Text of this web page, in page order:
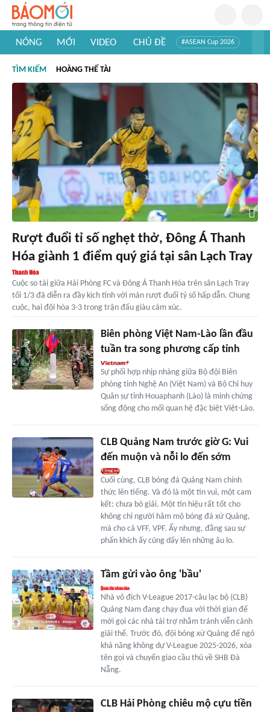
NÓNG MỚI VIDEO CHỦ ĐỀ #ASEAN Cup 2026
#Khám phá thế giới
TÌM KIẾM HOÀNG THẾ TÀI
Rượt đuổi tỉ số nghẹt thở, Đông Á Thanh
Hóa giành 1 điểm quý giá tại sân Lạch Tray
Cuộc so tài giữa Hải Phòng FC và Đông Á Thanh Hóa trên sân Lạch Tray
tối 1/3 đã diễn ra đầy kịch tính với màn rượt đuổi tỷ số hấp dẫn. Chung
cuộc, hai đội hòa 3-3 trong trận đấu giàu cảm xúc.
Biên phòng Việt Nam-Lào lần đầu
tuần tra song phương cấp tỉnh
Sự phối hợp nhịp nhàng giữa Bộ đội Biên
phòng tỉnh Nghệ An (Việt Nam) và Bộ Chỉ huy
Quân sự tỉnh Houaphanh (Lào) là minh chứng
sống động cho mối quan hệ đặc biệt Việt-Lào.
CLB Quảng Nam trước giờ G: Vui
đến muộn và nỗi lo đến sớm
Cuối cùng, CLB bóng đá Quảng Nam chính
thức lên tiếng. Và đó là một tin vui, một cam
kết: chưa bỏ giải. Một tín hiệu rất tốt cho
không chỉ người hâm mộ bóng đá xứ Quảng,
mà cho cả VFF, VPF. Ấy nhưng, đằng sau sự
phấn khích ấy cũng dấy lên những âu lo.
Tầm gửi vào ông 'bầu'
Nhà vô địch V-League 2017-câu lạc bộ (CLB)
Quảng Nam đang chạy đua với thời gian để
mời gọi các nhà tài trợ nhằm tránh viễn cảnh
giải thể. Trước đó, đội bóng xứ Quảng để ngỏ
khả năng không dự V-League 2025-2026, xóa
tên gọi và chuyển giao cầu thủ về SHB Đà
Nẵng.
CLB Hải Phòng chiêu mộ cựu tiền